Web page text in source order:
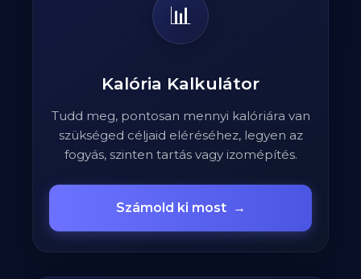
📊
Kalória Kalkulátor
Tudd meg, pontosan mennyi kalóriára van
szükséged céljaid eléréséhez, legyen az
fogyás, szinten tartás vagy izomépítés.
Számold ki most →